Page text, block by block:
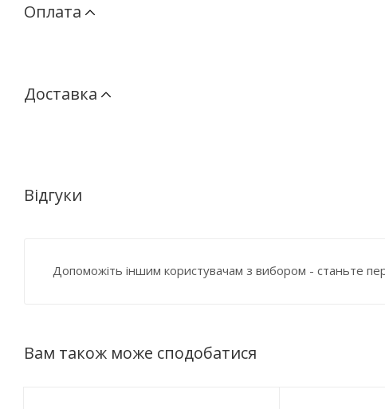
Оплата
Доставка
Відгуки
Допоможіть іншим користувачам з вибором - станьте
Вам також може сподобатися